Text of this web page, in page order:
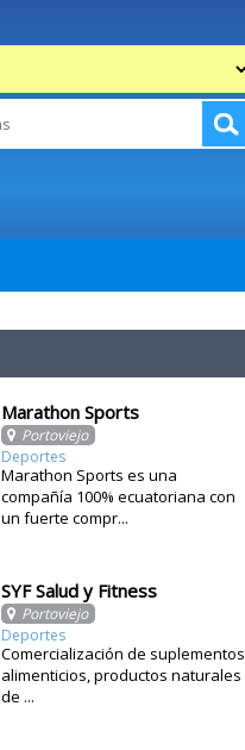
Marathon Sports
Portoviejo
Deportes
Marathon Sports es una
compañía 100% ecuatoriana con
un fuerte compr...
SYF Salud y Fitness
Portoviejo
Deportes
Comercialización de suplementos
alimenticios, productos naturales
de ...